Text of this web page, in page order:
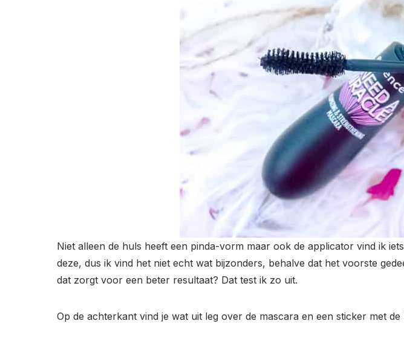
Niet alleen de huls heeft een pinda-vorm maar ook de applicator vind ik
deze, dus ik vind het niet echt wat bijzonders, behalve dat het voorste
dat zorgt voor een beter resultaat? Dat test ik zo uit.
Op de achterkant vind je wat uit leg over de mascara en een sticker met de